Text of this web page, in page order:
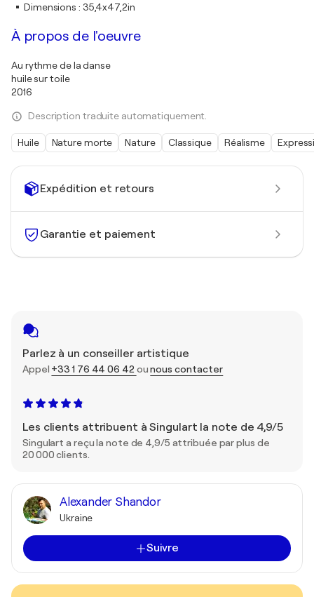
Expédition et retours
Garantie et paiement
Parlez à un conseiller artistique
Appel +33 1 76 44 06 42 ounous contacter
Les clients attribuent à Singulart la note de 4,9/5
Singulart a reçu la note de 4,9/5 attribuée par plus de
20 000 clients.
Alexander Shandor
Ukraine
Suivre
Dimensions : 35,4x47,2in
À propos de l'oeuvre
Au rythme de la danse
huile sur toile
2016
Description traduite automatiquement.
Huile Nature morte Nature Classique Réalisme